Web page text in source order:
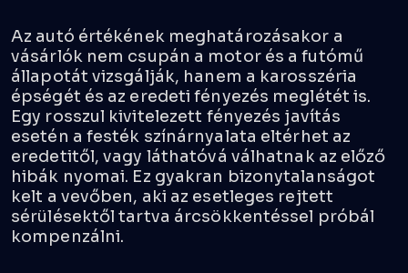
Az autó értékének meghatározásakor a
vásárlók nem csupán a motor és a futómű
állapotát vizsgálják, hanem a karosszéria
épségét és az eredeti fényezés meglétét is.
Egy rosszul kivitelezett fényezés javítás
esetén a festék színárnyalata eltérhet az
eredetitől, vagy láthatóvá válhatnak az előző
hibák nyomai. Ez gyakran bizonytalanságot
kelt a vevőben, aki az esetleges rejtett
sérülésektől tartva árcsökkentéssel próbál
kompenzálni.